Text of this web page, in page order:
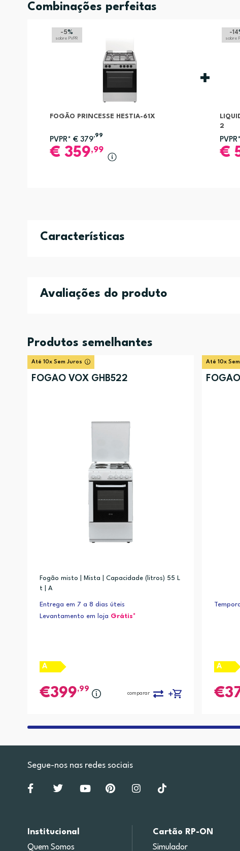
Combinações perfeitas
-5%
sobre PVPR
FOGÃO PRINCESSE HESTIA-61X
PVPR* € 379
,99
€ 359,99
-14
sobre
2
PVPR*
€
Características
Avaliações do produto
Produtos semelhantes
Até 10x Sem Juros
FOGÃO VOX GHB522
Fogão misto | Mista | Capacidade (litros) 55 L
t | A
Entrega em 7 a 8 dias úteis
Levantamento em loja Grátis*
A
399,99
comparar
Até 10x
A
Segue-nos nas redes sociais
Institucional
Quem Somos
Cartão RP-ON
Simulador